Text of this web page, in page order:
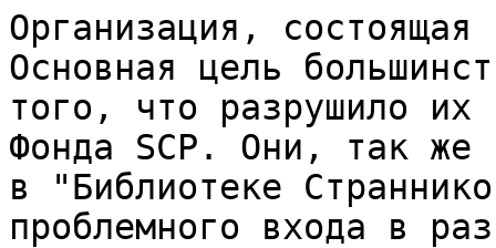
Организация,
Основная цель
того, что разрушило
Фонда SCP. Они, так же
в "Библиотеке
проблемного входа в